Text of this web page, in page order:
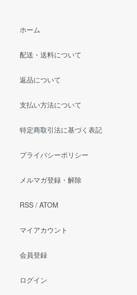
ホーム
配送・送料について
返品について
支払い方法について
特定商取引法に基づく表記
プライバシーポリシー
メルマガ登録・解除
RSS / ATOM
マイアカウント
会員登録
ログイン